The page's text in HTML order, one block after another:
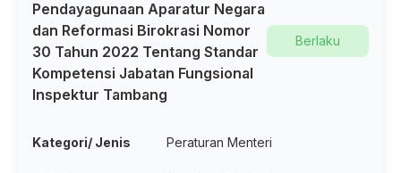
Pendayagunaan Aparatur Negara
dan Reformasi Birokrasi Nomor
30 Tahun 2022 Tentang Standar
Kompetensi Jabatan Fungsional
Inspektur Tambang
Berlaku
Kategori/ Jenis Peraturan Menteri